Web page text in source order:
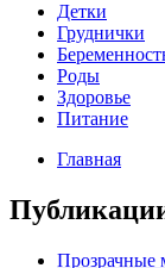
Детки
Груднички
Роды
Здоровье
Питание
Главная
Прозрачные